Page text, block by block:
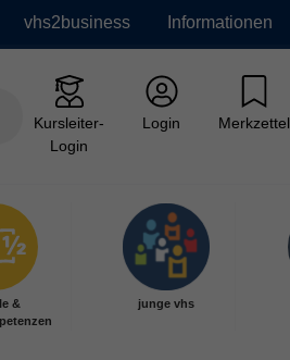
vhs2business Informationen
Kursleiter-
Login
Login Merkzettel
&
junge vhs